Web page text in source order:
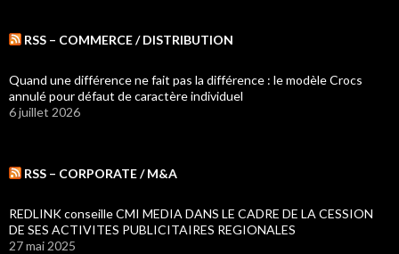
RSS – COMMERCE / DISTRIBUTION
Quand une différence ne fait pas la différence : le modèle Crocs
annulé pour défaut de caractère individuel
6 juillet 2026
RSS – CORPORATE / M&A
REDLINK conseille CMI MEDIA DANS LE CADRE DE LA CESSION
DE SES ACTIVITES PUBLICITAIRES REGIONALES
27 mai 2025